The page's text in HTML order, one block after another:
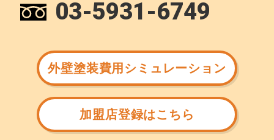
03-5931-6749
外壁塗装費用シミュレーション
加盟店登録はこちら